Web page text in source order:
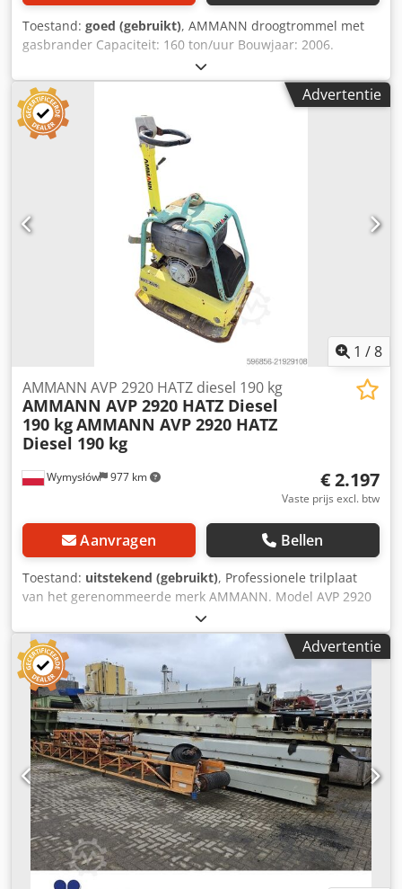
Toestand: goed (gebruikt), AMMANN droogtrommel met
gasbrander Capaciteit: 160 ton/uur Bouwjaar: 2006.
Advertentie
1 /8
Wymysłów 977 km
AMMANN AVP 2920 HATZ diesel 190 kg
AMMANN AVP 2920 HATZ Diesel
190 kgAMMANN AVP 2920 HATZ
Diesel 190 kg
€ 2.197
Vaste prijs excl. btw
Aanvragen Bellen
Toestand: uitstekend (gebruikt), Professionele trilplaat
van het gerenommeerde merk AMMANN. Model AVP 2920
is uitgerust met een betrouwbare HATZ dieselmotor met
een vermogen van 5 kW. Deze machine is bedoeld voor
professioneel straatwerk, wegenbouw en het verdichten
van grond, bestrating, zandbedden en asfalt. Volledig
mechanisch apparaat, degelijke Duitse constructie. Visuele
staat conform de foto's – normale gebruikssporen.
Technische gegevens: • Fabrikant: AMMANN • Model: AVP
2920 • Bouwjaar: 1999 • Motor: HATZ Diesel • Motortype:
1B30-6 • Vermogen: 5 kW • Bedrijfsgewicht: 190 kg •
Handstart • Made in Germany Toepassingen: • Verdichten
van straatstenen • Straatwerkzaamheden Cjdpfey Sifysx
Abuerf • Wegenbouw • Verdichten van grond en zandlaag •
Graafwerken en funderingen Staat: Gebruikte, complete
machine. HATZ motor – een duurzame en gewaardeerde
dieselunit.
Advertentie